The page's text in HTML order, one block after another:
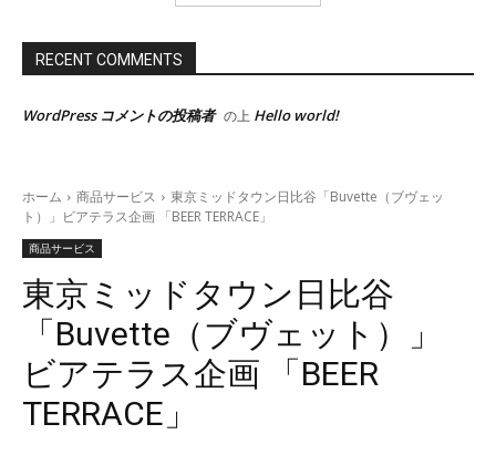
RECENT COMMENTS
WordPress コメントの投稿者 の上 Hello world!